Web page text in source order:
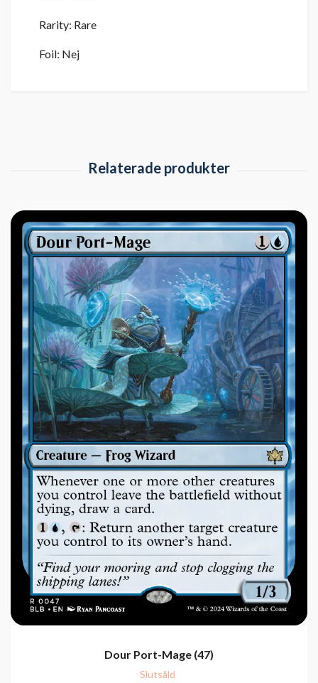
Rarity: Rare
Foil: Nej
Dour Port-Mage (47)
Slutsåld